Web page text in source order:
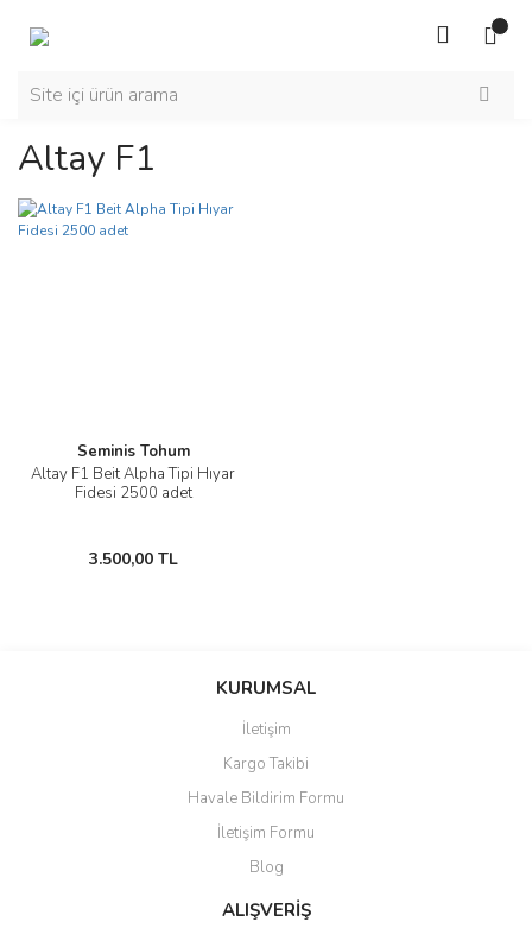
Altay F1
Seminis Tohum
Altay F1 Beit Alpha Tipi Hıyar
Fidesi 2500 adet
3.500,00 TL
KURUMSAL
İletişim
Kargo Takibi
Havale Bildirim Formu
İletişim Formu
Blog
ALIŞVERİŞ